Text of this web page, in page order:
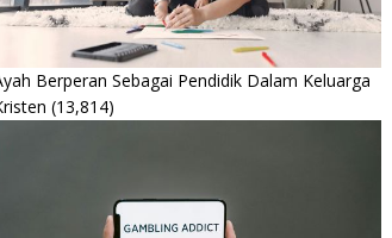
Berperan Sebagai Pendidik Dalam Keluarga
(13,814)